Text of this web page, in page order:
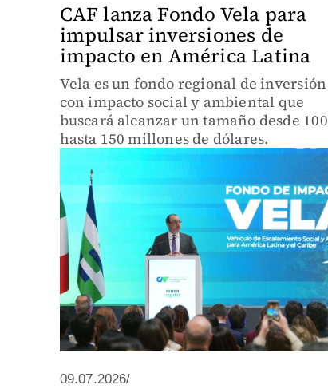
CAF lanza Fondo Vela para
impulsar inversiones de
impacto en América Latina
Vela es un fondo regional de inversión
con impacto social y ambiental que
buscará alcanzar un tamaño desde 100
hasta 150 millones de dólares.
09.07.2026/